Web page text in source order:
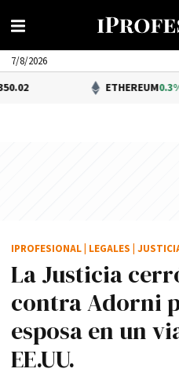
7/8/2026
ETHEREUM0.3%$1,903.32
La Justicia
contra Adorni
esposa en un
EE.UU.
IPROFESIONAL LEGALES